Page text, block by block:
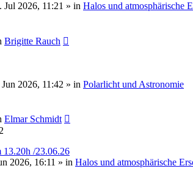
Jul 2026, 11:21 » in Halos und atmosphärische
Brigitte Rauch
Jun 2026, 11:42 » in Polarlicht und Astronomie
Elmar Schmidt
13.20h /23.06.26
2026, 16:11 » in Halos und atmosphärische